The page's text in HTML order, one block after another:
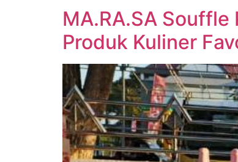
MA.RA.SA
Produk Kuliner